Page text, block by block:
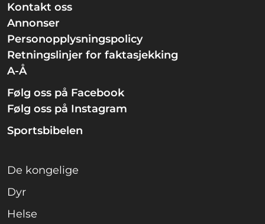
Kontakt oss
Annonser
Personopplysningspolicy
Retningslinjer for faktasjekking
A-Å
Følg oss på Facebook
Følg oss på Instagram
Sportsbibelen
De kongelige
Dyr
Helse